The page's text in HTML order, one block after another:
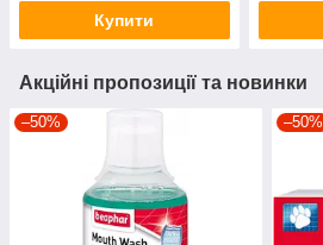
Купити
Акційні пропозиції та новинки
–50% –50%